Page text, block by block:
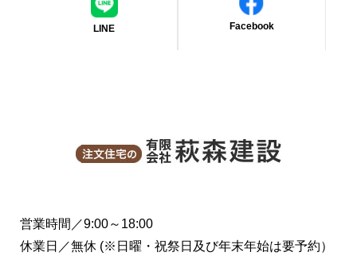
LINE Facebook
営業時間／9:00～18:00
休業日／無休 (※日曜・祝祭日及び年末年始は要予約）